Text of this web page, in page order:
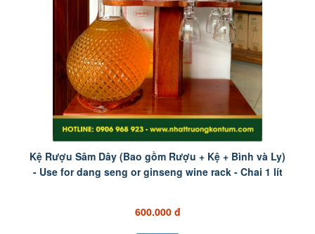
Kệ Rượu Sâm Dây (Bao gồm Rượu + Kệ + Bình và Ly)
- Use for dang seng or ginseng wine rack - Chai 1 lít
600.000 đ